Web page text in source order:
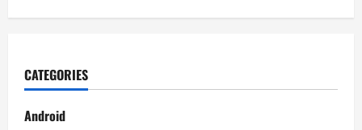
CATEGORIES
Android